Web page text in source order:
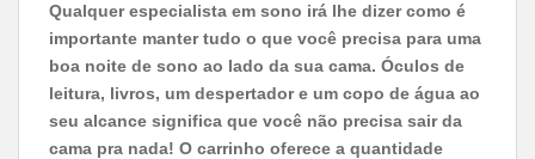
Qualquer especialista em sono irá lhe dizer como é
importante manter tudo o que você precisa para uma
boa noite de sono ao lado da sua cama. Óculos de
leitura, livros, um despertador e um copo de água ao
seu alcance significa que você não precisa sair da
cama pra nada! O carrinho oferece a quantidade